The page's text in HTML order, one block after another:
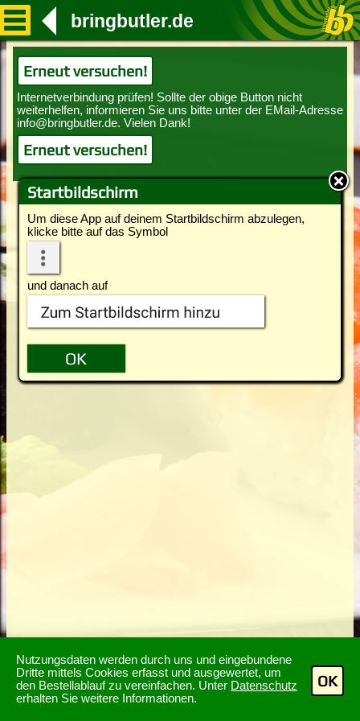
Nutzungsdaten werden durch uns und eingebundene
Dritte mittels Cookies erfasst und ausgewertet, um
den Bestellablauf zu vereinfachen. Unter Datenschutz
erhalten Sie weitere Informationen.
OK
Startbildschirm
Um diese App auf deinem Startbildschirm abzulegen,
klicke bitte auf das Symbol
und danach auf
bringbutler.de
Erneut versuchen!
Erneut versuchen!